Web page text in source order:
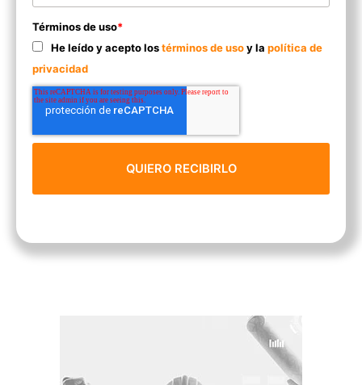
Términos de uso*
He leído y acepto lostérminos de usoy la política de
privacidad